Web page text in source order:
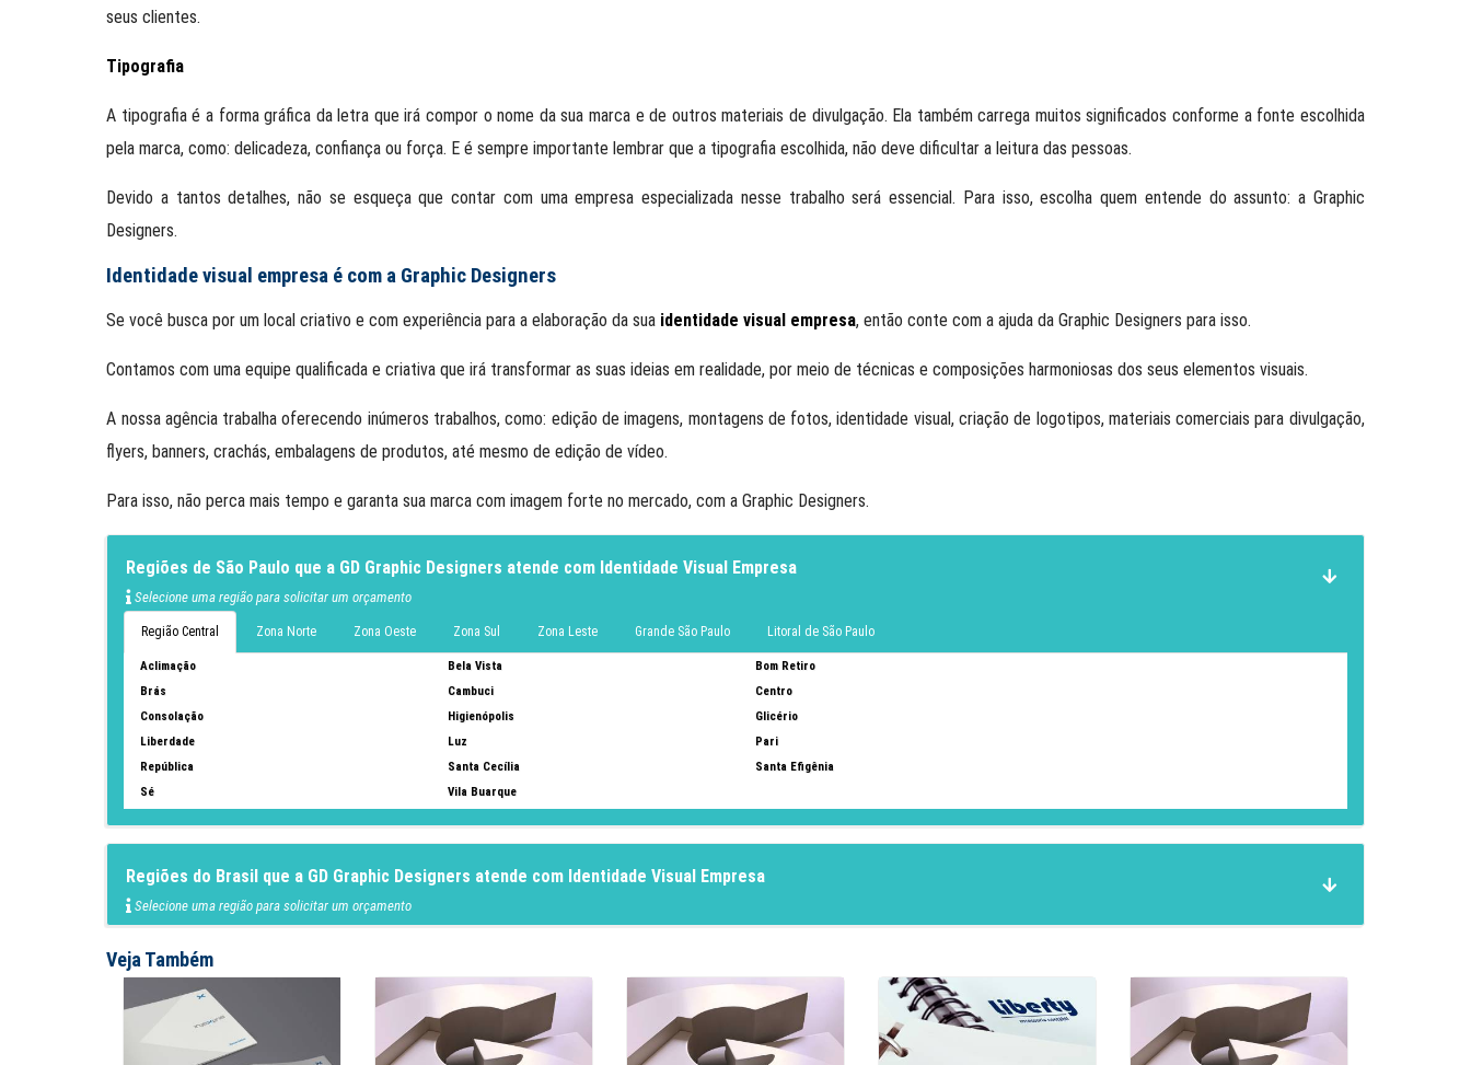
seus clientes.
Tipografia
A tipografia é a forma gráfica da letra que irá compor o nome da sua marca e de outros materiais de divulgação. Ela também carrega muitos significados conforme a fonte escolhida
pela marca, como: delicadeza, confiança ou força. E é sempre importante lembrar que a tipografia escolhida, não deve dificultar a leitura das pessoas.
Devido a tantos detalhes, não se esqueça que contar com uma empresa especializada nesse trabalho será essencial. Para isso, escolha quem entende do assunto: a Graphic
Designers.
Identidade visual empresa é com a Graphic Designers
Se você busca por um local criativo e com experiência para a elaboração da sua identidade visual empresa, então conte com a ajuda da Graphic Designers para isso.
Contamos com uma equipe qualificada e criativa que irá transformar as suas ideias em realidade, por meio de técnicas e composições harmoniosas dos seus elementos visuais.
A nossa agência trabalha oferecendo inúmeros trabalhos, como: edição de imagens, montagens de fotos, identidade visual, criação de logotipos, materiais comerciais para divulgação,
flyers, banners, crachás, embalagens de produtos, até mesmo de edição de vídeo.
Para isso, não perca mais tempo e garanta sua marca com imagem forte no mercado, com a Graphic Designers.
Regiões de São Paulo que a GD Graphic Designers atende com Identidade Visual Empresa
Selecione uma região para solicitar um orçamento
Região Central Zona Norte Zona Oeste Zona Sul Zona Leste Grande São Paulo Litoral de São Paulo
Aclimação Bela Vista
Bom Retiro
Brás
Cambuci
Centro
Consolação
Higienópolis
Glicério
Liberdade
Luz
Pari
República
Santa Cecília
Santa Efigênia
Sé
Vila Buarque
Regiões do Brasil que a GD Graphic Designers atende com Identidade Visual Empresa
Selecione uma região para solicitar um orçamento
Veja Também